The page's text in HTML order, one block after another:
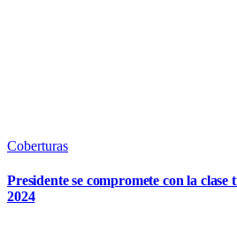
Coberturas
Presidente se compromete con la
2024